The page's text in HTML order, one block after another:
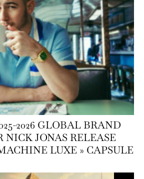
2026 GLOBAL BRAND
NICK JONAS RELEASE
LUXE » CAPSULE